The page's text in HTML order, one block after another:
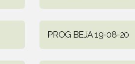
PROG BEJA 19-08-20